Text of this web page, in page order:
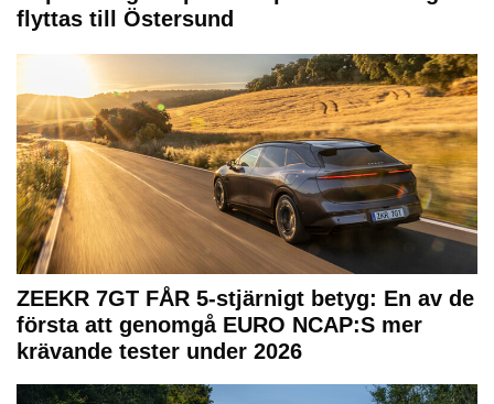
flyttas till Östersund
ZEEKR 7GT FÅR 5-stjärnigt betyg: En av de
första att genomgå EURO NCAP:S mer
krävande tester under 2026